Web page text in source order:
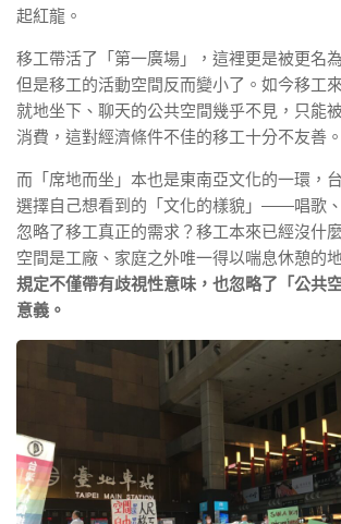
起紅龍。
移工帶活了「第一廣場」，這裡更是被更名
但是移工的活動空間反而變小了。如今移工
就地坐下、聊天的公共空間幾乎不見，只能
消費，這對經濟條件不佳的移工十分不友善。
而「席地而坐」本也是東南亞文化的一環，
選擇自己想看到的「文化的樣貌」——唱歌
忽略了移工真正的需求？移工本來已經沒什
空間是工廠、家庭之外唯一得以喘息休憩的
規定不僅帶有歧視性意味，也忽略了「公共
意義。